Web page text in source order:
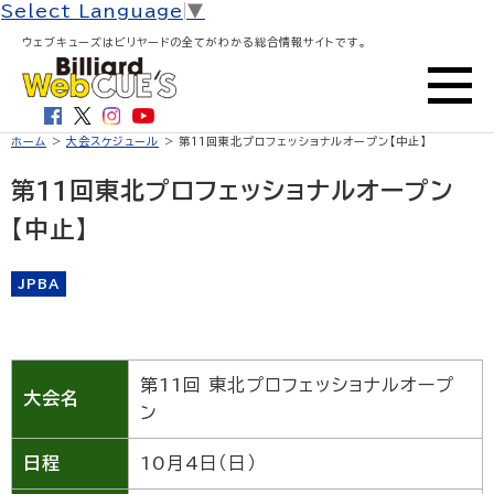
Select Language ▼
ウェブキューズはビリヤードの全てがわかる総合情報サイトです。
ホーム > 大会スケジュール > 第11回東北プロフェッショナルオープン【中止】
第11回東北プロフェッショナルオープン
【中止】
JPBA
大会名
第11回 東北プロフェッショナルオープ
ン
日程 10月4日（日）